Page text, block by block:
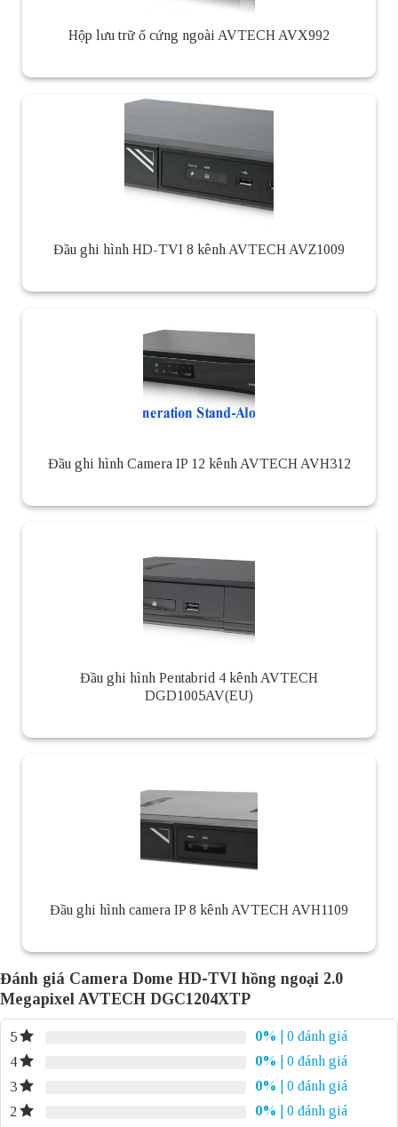
Hộp lưu trữ ổ cứng ngoài AVTECH AVX992
Đầu ghi hình HD-TVI 8 kênh AVTECH AVZ1009
Đầu ghi hình Camera IP 12 kênh AVTECH AVH312
Đầu ghi hình Pentabrid 4 kênh AVTECH
DGD1005AV(EU)
Đầu ghi hình camera IP 8 kênh AVTECH AVH1109
Đánh giá Camera Dome HD-TVI hồng ngoại 2.0
Megapixel AVTECH DGC1204XTP
5 0%
| 0 đánh giá
4
0%
| 0 đánh giá
3
0%
| 0 đánh giá
2
0%
| 0 đánh giá